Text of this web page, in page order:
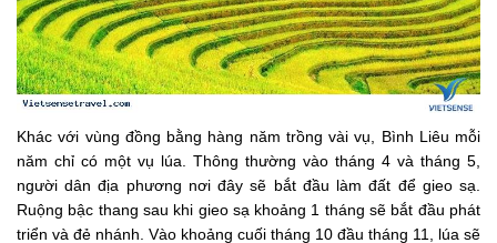
Khác với vùng đồng bằng hàng năm trồng vài vụ, Bình Liêu mỗi
năm chỉ có một vụ lúa. Thông thường vào tháng 4 và tháng 5,
người dân địa phương nơi đây sẽ bắt đầu làm đất để gieo sạ.
Ruộng bậc thang sau khi gieo sạ khoảng 1 tháng sẽ bắt đầu phát
triển và đẻ nhánh. Vào khoảng cuối tháng 10 đầu tháng 11, lúa sẽ